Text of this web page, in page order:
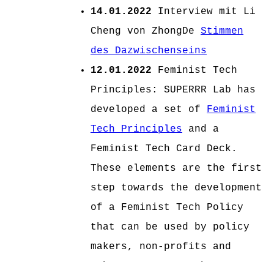
14.01.2022 Interview mit Li
Cheng von ZhongDe Stimmen
des Dazwischenseins
12.01.2022 Feminist Tech
Principles: SUPERRR Lab has
developed a set of Feminist
Tech Principles and a
Feminist Tech Card Deck.
These elements are the first
step towards the development
of a Feminist Tech Policy
that can be used by policy
makers, non-profits and